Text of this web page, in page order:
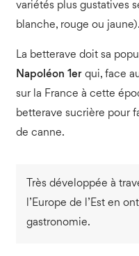
variétés plus gustatives
blanche, rouge ou jaune).
La betterave doit sa
Napoléon 1erqui, face
sur la France à cette
betterave sucrière pour
de canne.
Très développée à
l’Europe de l’Est en
gastronomie.